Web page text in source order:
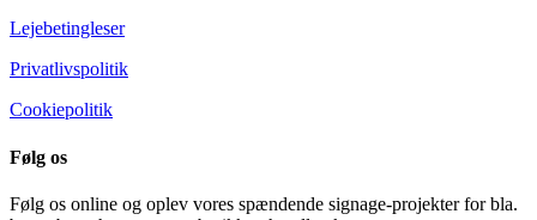
Lejebetingleser
Privatlivspolitik
Cookiepolitik
Følg os
Følg os online og oplev vores spændende signage-projekter for bla.